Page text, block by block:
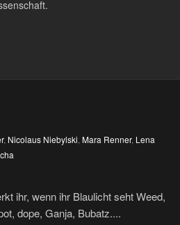
, Nicolaus Niebylski, Mara Renner, Lena
ihr, wenn ihr Blaulicht seht Weed,
dope, Ganja, Bubatz....